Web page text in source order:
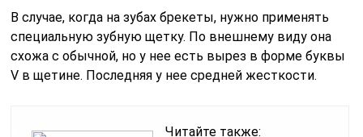
В случае, когда на зубах брекеты, нужно применять
специальную зубную щетку. По внешнему виду она
схожа с обычной, но у нее есть вырез в форме буквы
V в щетине. Последняя у нее средней жесткости.
Читайте также: